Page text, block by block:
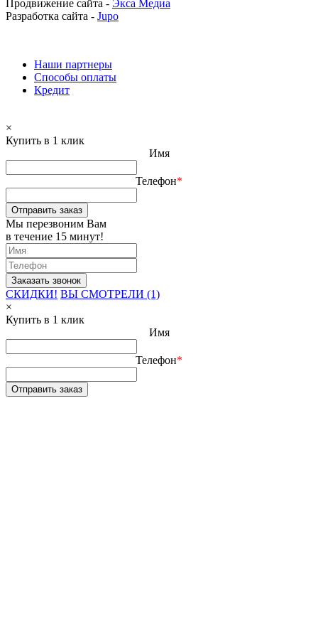
Продвижение сайта - Экса Медиа
Разработка сайта - Jupo
Наши партнеры
Способы оплаты
Кредит
×
Купить в 1 клик
Имя
Телефон*
Отправить заказ
Мы перезвоним Вам
в течение 15 минут!
СКИДКИ! ВЫ СМОТРЕЛИ (1)
×
Купить в 1 клик
Имя
Телефон*
Отправить заказ